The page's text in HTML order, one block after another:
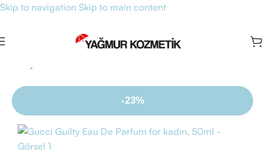
Skip to navigation Skip to main content
-23%